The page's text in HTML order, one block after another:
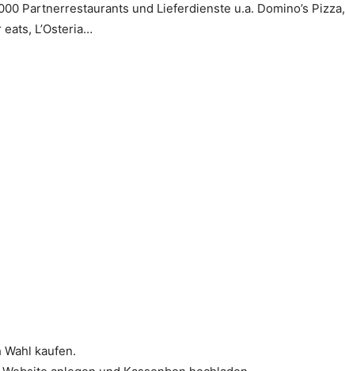
Partnerrestaurants und Lieferdienste u.a. Domino’s Pizza,
L’Osteria…
kaufen.